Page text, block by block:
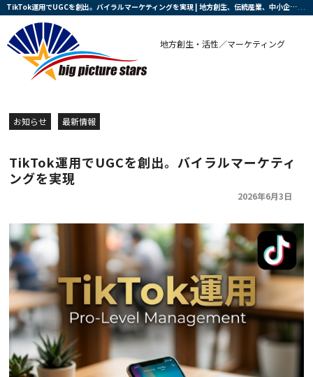
TikTok運用でUGCを創出。バイラルマーケティングを実現 | 地方創生、伝統産業、中小企業と農業の復興・活性化を支援する会社です
地方創生・活性／マーケティング
お知らせ 最新情報
TikTok運用でUGCを創出。バイラルマーケティ
ングを実現
2026年6月3日